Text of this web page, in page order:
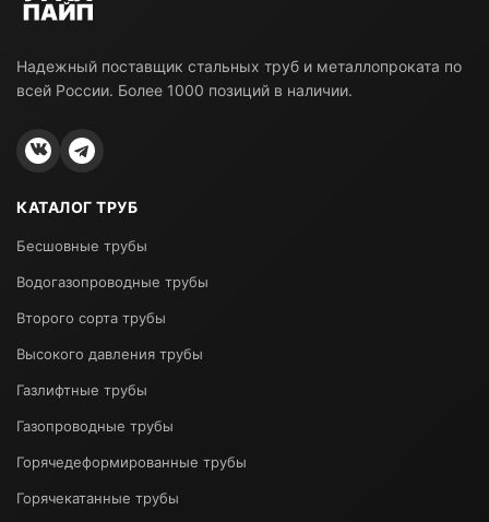
Надежный поставщик стальных труб и металлопроката по
всей России. Более 1000 позиций в наличии.
КАТАЛОГ ТРУБ
Бесшовные трубы
Водогазопроводные трубы
Второго сорта трубы
Высокого давления трубы
Газлифтные трубы
Газопроводные трубы
Горячедеформированные трубы
Горячекатанные трубы